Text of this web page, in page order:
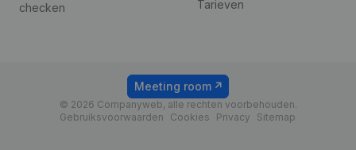
checken
Tarieven
© 2026 Companyweb, alle rechten voorbehouden.
Gebruiksvoorwaarden
Cookies Privacy Sitemap
Meeting room